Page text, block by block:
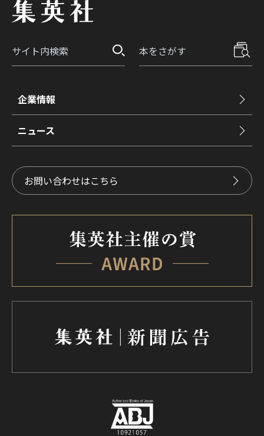
企業情報
ニュース
お問い合わせはこちら